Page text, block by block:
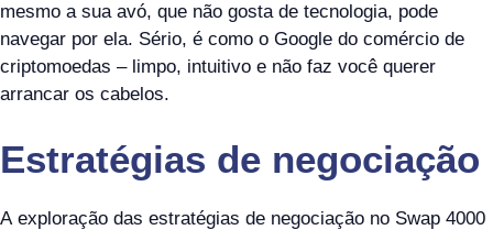
mesmo a sua avó, que não gosta de tecnologia, pode
navegar por ela. Sério, é como o Google do comércio de
criptomoedas – limpo, intuitivo e não faz você querer
arrancar os cabelos.
Estratégias de negociação
A exploração das estratégias de negociação no Swap 4000